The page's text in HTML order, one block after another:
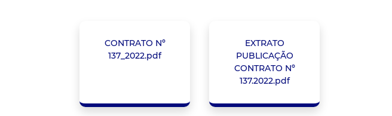
CONTRATO Nº
137_2022.pdf
EXTRATO
PUBLICAÇÃO
CONTRATO Nº
137.2022.pdf